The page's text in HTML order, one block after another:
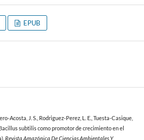
EPUB
Acosta, J. S., Rodriguez-Perez, L. E., Tuesta-Casique,
subtilis como promotor de crecimiento en el
Revista Amazónica De Ciencias Ambientales Y